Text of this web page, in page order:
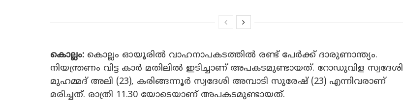
കൊല്ലം: കൊല്ലം ഓയൂരിൽ വാഹനാപകടത്തിൽ രണ്ട് പേർക്ക് ദാരുണാന്ത്യം.
നിയന്ത്രണം വിട്ട കാർ മതിലിൽ ഇടിച്ചാണ് അപകടമുണ്ടായത്. റോഡുവിള സ്വദേശി
മുഹമ്മദ്‌ അലി (23), കരിങ്ങന്നൂർ സ്വദേശി അമ്പാടി സുരേഷ് (23) എന്നിവരാണ്
മരിച്ചത്. രാത്രി 11.30 യോടെയാണ് അപകടമുണ്ടായത്.